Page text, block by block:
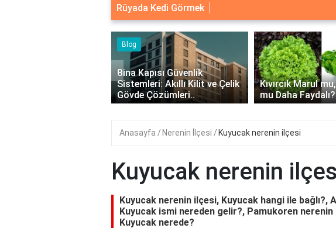
Rüyada Kedi Görmek
Bina Kapısı Güvenlik
Sistemleri: Akıllı Kilit ve Çelik
Gövde Çözümleri..
Kıvırcık Marul mu, Düz
mu Daha Faydalı?
‹
Anasayfa Nerenin İlçesi Kuyucak nerenin ilçesi
Kuyucak nerenin
Kuyucak nerenin ilçesi, Kuyucak hangi ile bağlı?,
Kuyucak ismi nereden gelir?, Pamukoren
Kuyucak nerede?